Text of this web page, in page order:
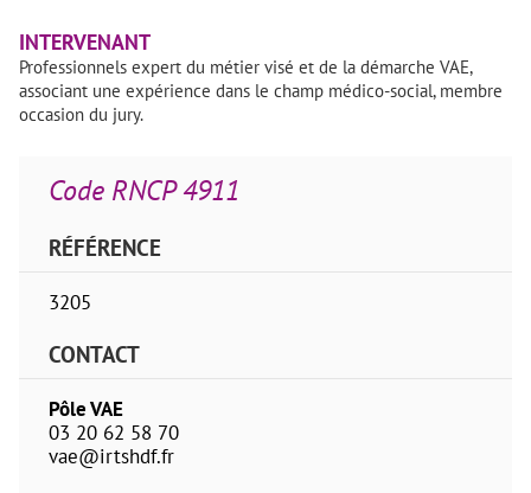
INTERVENANT
Professionnels expert du métier visé et de la démarche VAE,
associant une expérience dans le champ médico-social, membre
occasion du jury.
Code RNCP 4911
RÉFÉRENCE
3205
CONTACT
Pôle VAE
03 20 62 58 70
vae@irtshdf.fr